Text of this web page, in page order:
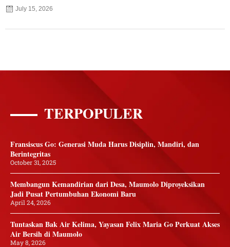
July 15, 2026
TERPOPULER
Fransiscus Go: Generasi Muda Harus Disiplin, Mandiri, dan
Berintegritas
October 31, 2025
Membangun Kemandirian dari Desa, Maumolo Diproyeksikan
Jadi Pusat Pertumbuhan Ekonomi Baru
April 24, 2026
Tuntaskan Bak Air Kelima, Yayasan Felix Maria Go Perkuat Akses
Air Bersih di Maumolo
May 8, 2026